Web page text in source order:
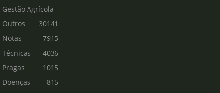
Gestão Agrícola
30141
Outros
7915
Notas
Técnicas
4036
Pragas
1015
Doenças
815